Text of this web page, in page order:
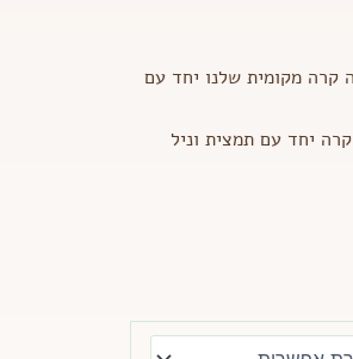
קרה מקומית שלנו יחד עם
יחד עם תמצית וניל